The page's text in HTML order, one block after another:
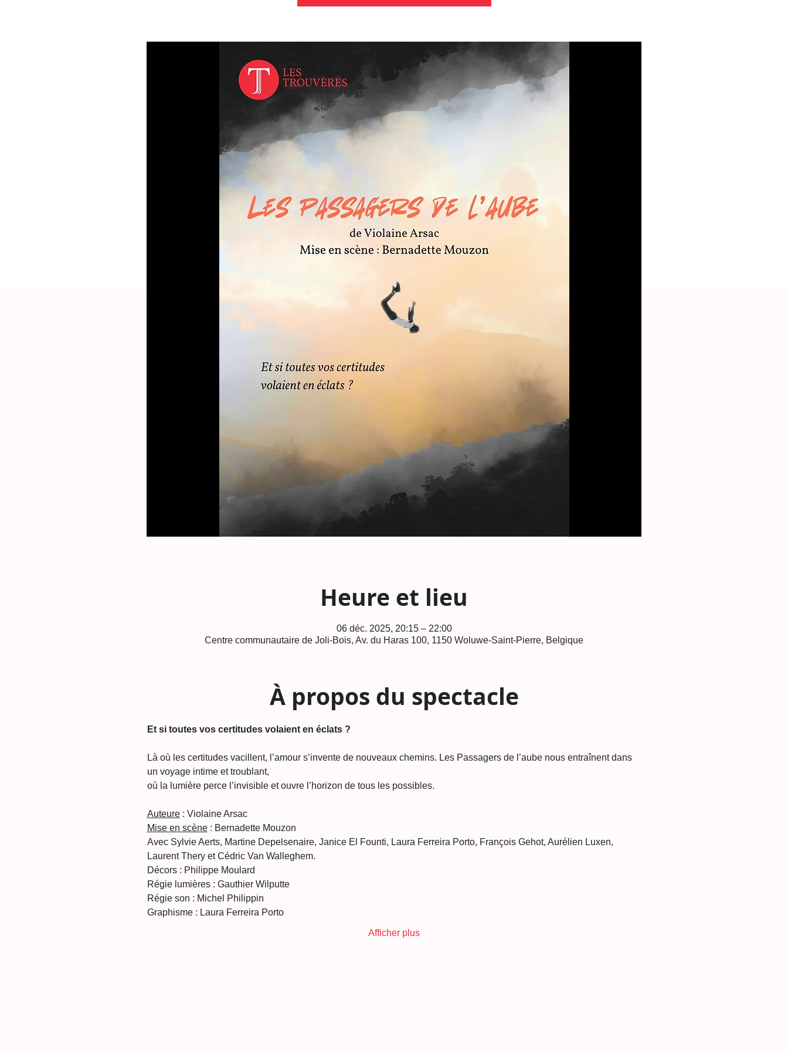
Heure et lieu
06 déc. 2025, 20:15 – 22:00
Centre communautaire de Joli-Bois, Av. du Haras 100, 1150 Woluwe-Saint-Pierre, Belgique
À propos du spectacle
Et si toutes vos certitudes volaient en éclats ?
Là où les certitudes vacillent, l’amour s’invente de nouveaux chemins. Les Passagers de l’aube nous entraînent dans
un voyage intime et troublant,
où la lumière perce l’invisible et ouvre l’horizon de tous les possibles.
Auteure : Violaine Arsac
Mise en scène : Bernadette Mouzon
Avec Sylvie Aerts, Martine Depelsenaire, Janice El Founti, Laura Ferreira Porto, François Gehot, Aurélien Luxen,
Laurent Thery et Cédric Van Walleghem.
Décors : Philippe Moulard
Régie lumières : Gauthier Wilputte
Régie son : Michel Philippin
Graphisme : Laura Ferreira Porto
Afficher plus